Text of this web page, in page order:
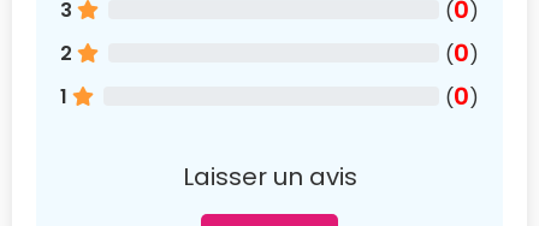
3
(0)
2
(0)
1
(0)
Laisser un avis